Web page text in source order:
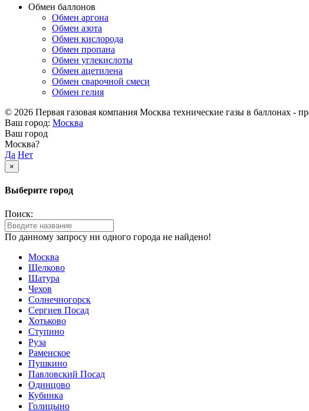
Обмен баллонов
Обмен аргона
Обмен азота
Обмен кислорода
Обмен пропана
Обмен углекислоты
Обмен ацетилена
Обмен сварочной смеси
Обмен гелия
© 2026 Первая газовая компания Москва технические газы в баллонах -
Ваш город: Москва
Ваш город
Москва?
Да Нет
×
Выберите город
Поиск:
По данному запросу ни одного города не найдено!
Москва
Щелково
Шатура
Чехов
Солнечногорск
Сергиев Посад
Хотьково
Ступино
Руза
Раменское
Пушкино
Павловский Посад
Одинцово
Кубинка
Голицыно